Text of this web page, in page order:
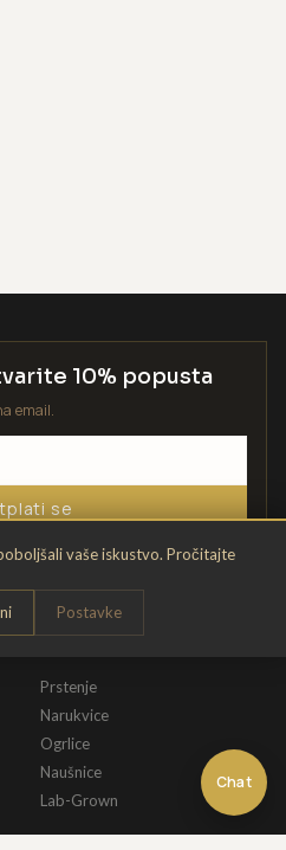
Chat
vaše iskustvo. Pročitajte
Postavke
10% popusta
email.
se
Prstenje
Narukvice
Ogrlice
Naušnice
Lab-Grown